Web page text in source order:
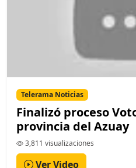
Telerama Noticias
Finalizó proceso
provincia del Azuay
3,811 visualizaciones
Ver Video